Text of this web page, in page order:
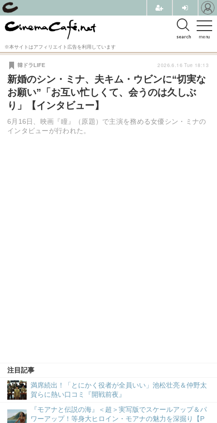
menu
search
※本サイトはアフィリエイト広告を利用しています
新婚のシン・ミナ、夫キム・ウビンに“切実な
お願い”「お互い忙しくて、会うのは久しぶ
り」【インタビュー】
6月16日、映画『瞳』（原題）で主演を務める女優シン・ミナの
インタビューが行われた。
韓ドラLIFE
注目記事
満席続出！「とにかく役者が全員いい」池松壮亮＆仲野太
賀らに熱い口コミ『開戦前夜』
『モアナと伝説の海』＜超＞実写版でスケールアップ＆パ
ワーアップ！等身大ヒロイン・モアナの魅力を深掘り【P
2026.6.16 Tue 18:13